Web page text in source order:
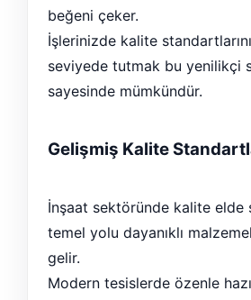
beğeni çeker.
İşlerinizde kalite
seviyede tutmak bu yenilikçi
sayesinde mümkündür.
Gelişmiş Kalite
İnşaat sektöründe kalite elde
temel yolu dayanıklı
gelir.
Modern tesislerde özenle